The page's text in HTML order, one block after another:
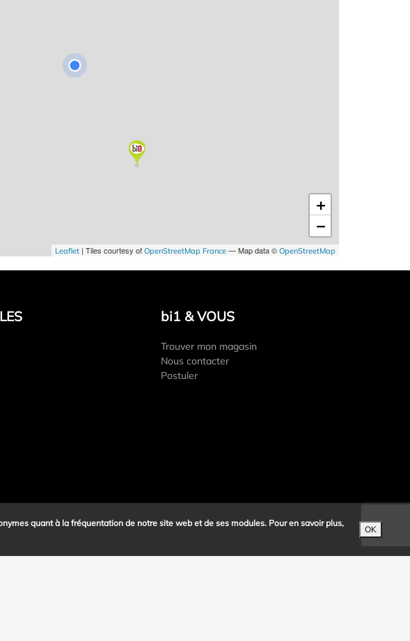
+
−
Leaflet | Tiles courtesy of OpenStreetMap France — Map data © OpenStreetMap
bi1 & VOUS
Trouver mon magasin
Nous contacter
Postuler
quant à la fréquentation de notre site web et de ses modules. Pour en savoir plus,
OK